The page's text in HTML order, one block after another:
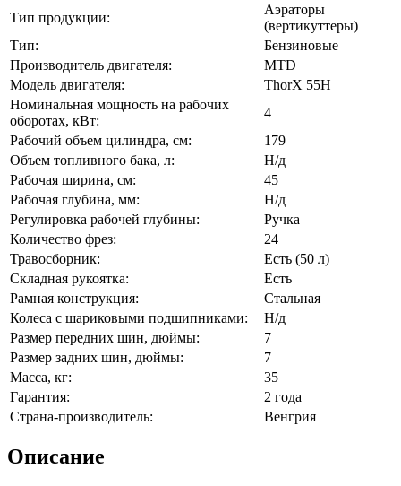
Тип продукции:
Аэраторы
(вертикуттеры)
Тип:
Бензиновые
Производитель двигателя:
MTD
Модель двигателя:
ThorX 55H
Номинальная мощность на рабочих
оборотах, кВт:
4
Рабочий объем цилиндра, см:
179
Объем топливного бака, л:
Н/д
Рабочая ширина, см:
45
Рабочая глубина, мм:
Н/д
Регулировка рабочей глубины:
Ручка
Количество фрез:
24
Травосборник:
Есть (50 л)
Складная рукоятка:
Есть
Рамная конструкция:
Стальная
Колеса с шариковыми подшипниками:
Н/д
Размер передних шин, дюймы:
7
Размер задних шин, дюймы:
7
Масса, кг:
35
Гарантия:
2 года
Страна-производитель:
Венгрия
Описание